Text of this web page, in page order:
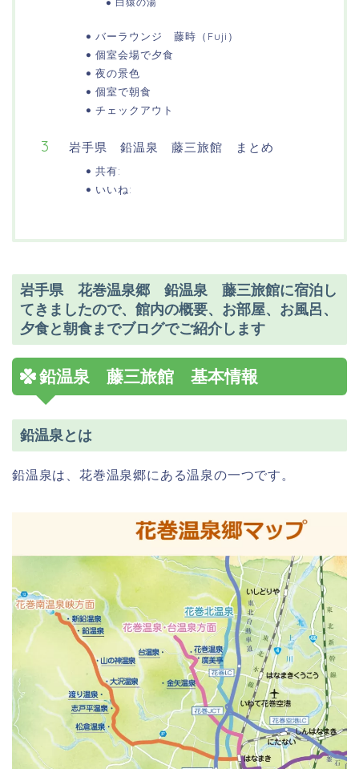
バーラウンジ 藤時（Fuji）
個室会場で夕食
夜の景色
個室で朝食
チェックアウト
岩手県 鉛温泉 藤三旅館 まとめ
共有:
いいね:
岩手県 花巻温泉郷 鉛温泉 藤三旅館に宿泊し
てきましたので、館内の概要、お部屋、お風呂、
夕食と朝食までブログでご紹介します
鉛温泉 藤三旅館 基本情報
鉛温泉とは
鉛温泉は、花巻温泉郷にある温泉の一つです。